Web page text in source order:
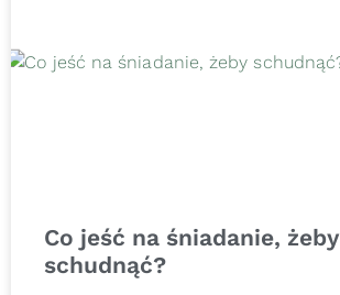
Co jeść na śniadanie, żeby
schudnąć?